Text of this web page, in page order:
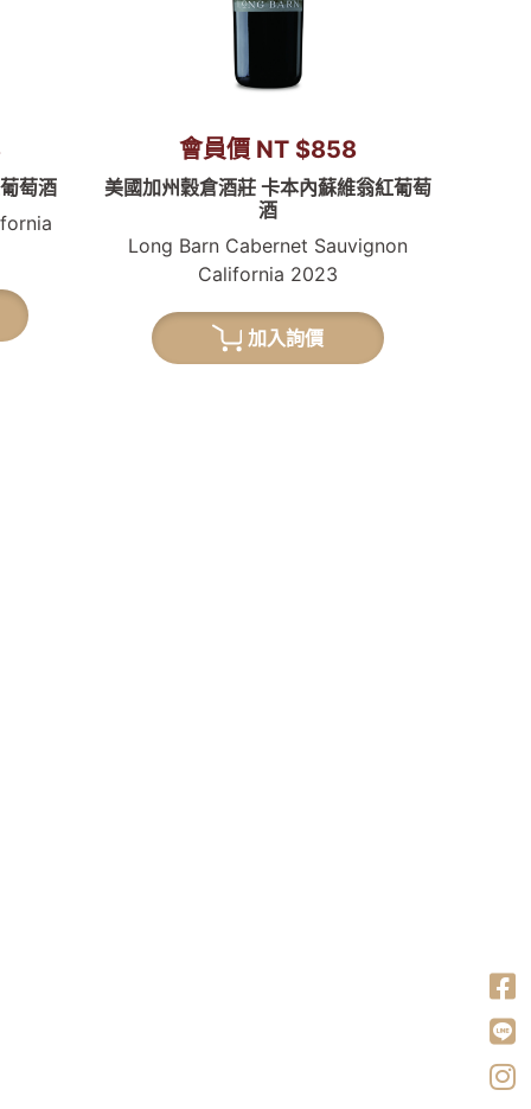
萄酒
會員價 NT $858
美國加州穀倉酒莊 卡本內蘇維翁紅葡萄
酒
Long Barn Cabernet Sauvignon
California 2023
加入詢價